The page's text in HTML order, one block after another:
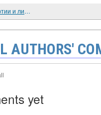
Т. С. ГУЗЕНКОВА. Политические партии и лидеры в Верховной Раде Украины (1998 - 2000) / Под общей редакцией Е. М. Кожокина
AUTHORS'
yet